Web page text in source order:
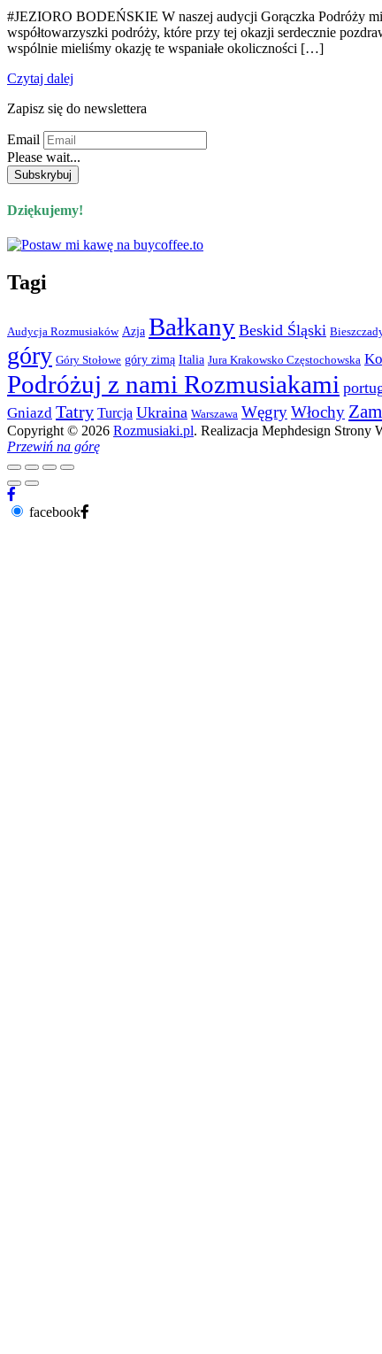
#JEZIORO BODEŃSKIE W naszej audycji Gorączka Podróży
współtowarzyszki podróży, które przy tej okazji serdecznie
wspólnie mieliśmy okazję te wspaniałe okoliczności […]
Czytaj dalej
Zapisz się do newslettera
Email
Please wait...
Dziękujemy!
Tagi
Audycja Rozmusiaków Azja Bałkany Beskid Śląski
góry Góry Stołowe góry zimą Italia Jura Krakowsko Częstochowska
Podróżuj z nami Rozmusiakami
Gniazd Tatry Turcja Ukraina Warszawa WęgryWłochy
Copyright © 2026 Rozmusiaki.pl. Realizacja Mephdesign Strony
Przewiń na górę
facebook